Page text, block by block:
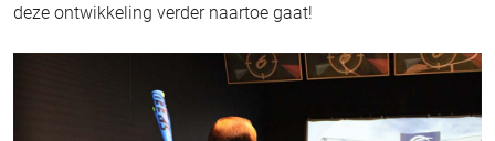
deze ontwikkeling verder naartoe gaat!